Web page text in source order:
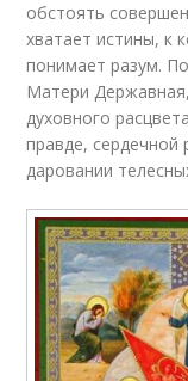
обстоять
хватает истины, к
понимает разум.
Матери
духовного
правде,
даровании